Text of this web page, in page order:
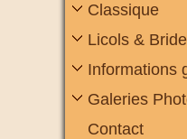
Classique
Licols &
Informations
Galeries
Contact